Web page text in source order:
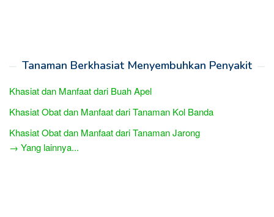
Tanaman Berkhasiat Menyembuhkan Penyakit
Khasiat dan Manfaat dari Buah Apel
Khasiat Obat dan Manfaat dari Tanaman Kol Banda
Khasiat Obat dan Manfaat dari Tanaman Jarong
→ Yang lainnya...